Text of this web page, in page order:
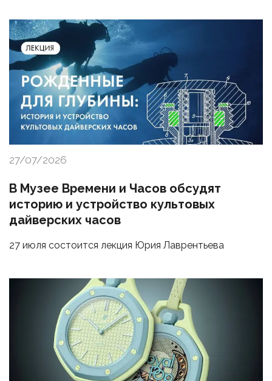
27/07/2026
В Музее Времени и Часов обсудят
историю и устройство культовых
дайверских часов
27 июля состоится лекция Юрия Лаврентьева